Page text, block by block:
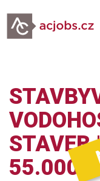
STAVEB
55.000